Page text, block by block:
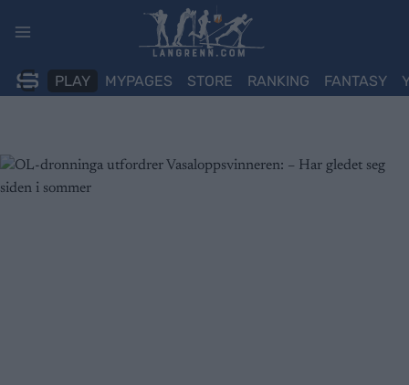
PLAY MYPAGES STORE RANKING FANTASY